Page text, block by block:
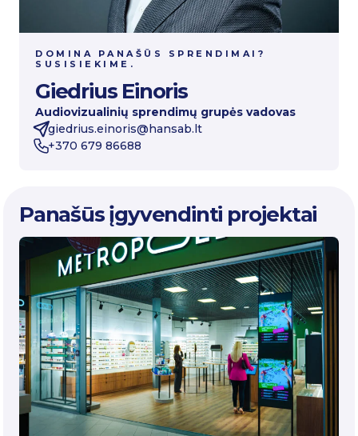
DOMINA PANAŠŪS SPRENDIMAI?
SUSISIEKIME.
Giedrius Einoris
Audiovizualinių sprendimų grupės vadovas
giedrius.einoris@hansab.lt
+370 679 86688
Panašūs įgyvendinti projektai